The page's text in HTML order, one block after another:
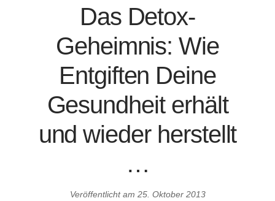
Das Detox-
Geheimnis: Wie
Entgiften Deine
Gesundheit erhält
und wieder herstellt
…
Veröffentlicht am 25. Oktober 2013